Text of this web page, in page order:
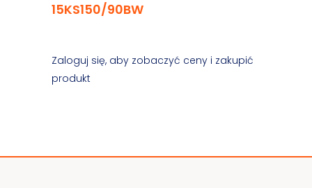
15KS150/90BW
Zaloguj się, aby zobaczyć ceny i zakupić
produkt